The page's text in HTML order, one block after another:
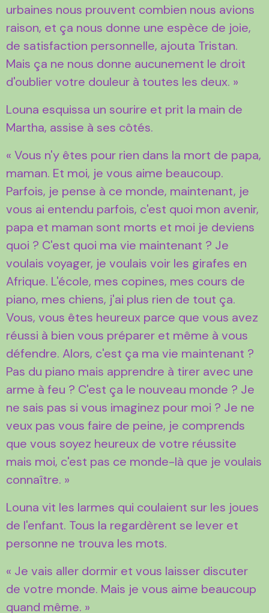
urbaines nous prouvent combien nous avions
raison, et ça nous donne une espèce de joie,
de satisfaction personnelle, ajouta Tristan.
Mais ça ne nous donne aucunement le droit
d'oublier votre douleur à toutes les deux. »
Louna esquissa un sourire et prit la main de
Martha, assise à ses côtés.
« Vous n'y êtes pour rien dans la mort de papa,
maman. Et moi, je vous aime beaucoup.
Parfois, je pense à ce monde, maintenant, je
vous ai entendu parfois, c'est quoi mon avenir,
papa et maman sont morts et moi je deviens
quoi ? C'est quoi ma vie maintenant ? Je
voulais voyager, je voulais voir les girafes en
Afrique. L'école, mes copines, mes cours de
piano, mes chiens, j'ai plus rien de tout ça.
Vous, vous êtes heureux parce que vous avez
réussi à bien vous préparer et même à vous
défendre. Alors, c'est ça ma vie maintenant ?
Pas du piano mais apprendre à tirer avec une
arme à feu ? C'est ça le nouveau monde ? Je
ne sais pas si vous imaginez pour moi ? Je ne
veux pas vous faire de peine, je comprends
que vous soyez heureux de votre réussite
mais moi, c'est pas ce monde-là que je voulais
connaître. »
Louna vit les larmes qui coulaient sur les joues
de l'enfant. Tous la regardèrent se lever et
personne ne trouva les mots.
« Je vais aller dormir et vous laisser discuter
de votre monde. Mais je vous aime beaucoup
quand même. »